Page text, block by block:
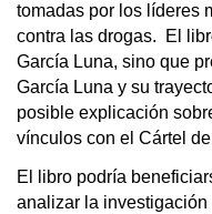
tomadas por los líderes
contra las drogas. El
García Luna, sino que
García Luna y su
posible explicación
vínculos con el Cártel
El libro podría
analizar la